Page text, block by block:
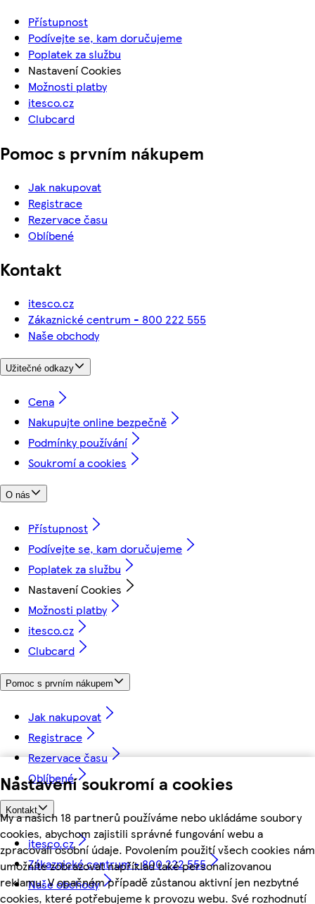
Nastavení soukromí a cookies
My a našich 18 partnerů používáme nebo ukládáme soubory
cookies, abychom zajistili správné fungování webu a
zpracovali osobní údaje. Povolením použití všech cookies nám
umožníte zobrazovat například také personalizovanou
reklamu. V opačném případě zůstanou aktivní jen nezbytné
cookies, které potřebujeme k provozu webu. Své rozhodnutí
Přístupnost
Podívejte se, kam doručujeme
Poplatek za službu
Nastavení Cookies
Možnosti platby
itesco.cz
Clubcard
Pomoc s prvním nákupem
Jak nakupovat
Registrace
Rezervace času
Oblíbené
Kontakt
itesco.cz
Zákaznické centrum - 800 222 555
Naše obchody
Užitečné odkazy
Cena
Nakupujte online bezpečně
Podmínky používání
Soukromí a cookies
O nás
Přístupnost
Podívejte se, kam doručujeme
Poplatek za službu
Nastavení Cookies
Možnosti platby
itesco.cz
Clubcard
Pomoc s prvním nákupem
Jak nakupovat
Registrace
Rezervace času
Oblíbené
Kontakt
itesco.cz
Zákaznické centrum - 800 222 555
Naše obchody